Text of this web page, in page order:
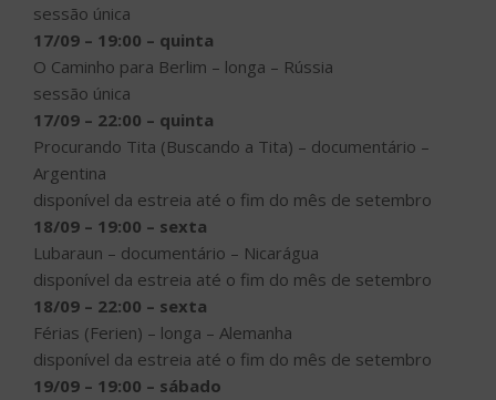
sessão única
17/09 – 19:00 – quinta
O Caminho para Berlim – longa – Rússia
sessão única
17/09 – 22:00 – quinta
Procurando Tita (Buscando a Tita) – documentário –
Argentina
disponível da estreia até o fim do mês de setembro
18/09 – 19:00 – sexta
Lubaraun – documentário – Nicarágua
disponível da estreia até o fim do mês de setembro
18/09 – 22:00 – sexta
Férias (Ferien) – longa – Alemanha
disponível da estreia até o fim do mês de setembro
19/09 – 19:00 – sábado